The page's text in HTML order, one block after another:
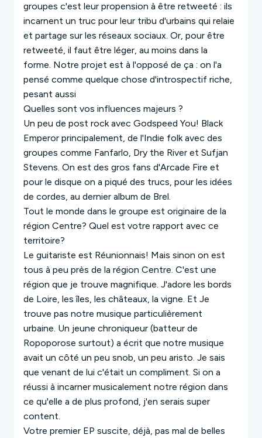
groupes c'est leur propension à être retweeté : ils
incarnent un truc pour leur tribu d'urbains qui relaie
et partage sur les réseaux sociaux. Or, pour être
retweeté, il faut être léger, au moins dans la
forme. Notre projet est à l'opposé de ça : on l'a
pensé comme quelque chose d'introspectif riche,
pesant aussi
Quelles sont vos influences majeurs ?
Un peu de post rock avec Godspeed You! Black
Emperor principalement, de l'Indie folk avec des
groupes comme Fanfarlo, Dry the River et Sufjan
Stevens. On est des gros fans d'Arcade Fire et
pour le disque on a piqué des trucs, pour les idées
de cordes, au dernier album de Brel.
Tout le monde dans le groupe est originaire de la
région Centre? Quel est votre rapport avec ce
territoire?
Le guitariste est Réunionnais! Mais sinon on est
tous à peu près de la région Centre. C'est une
région que je trouve magnifique. J'adore les bords
de Loire, les îles, les châteaux, la vigne. Et Je
trouve pas notre musique particulièrement
urbaine. Un jeune chroniqueur (batteur de
Ropoporose surtout) a écrit que notre musique
avait un côté un peu snob, un peu aristo. Je sais
que venant de lui c'était un compliment. Si on a
réussi à incarner musicalement notre région dans
ce qu'elle a de plus profond, j'en serais super
content.
Votre premier EP suscite, déjà, pas mal de belles